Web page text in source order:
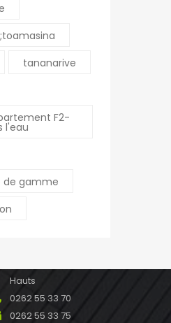
tananarive
F2-
l'eau
de gamme
97420 LE PORT
Réunion
leport@ofim.fr
Hauts
0262 55 33 70
0262 55 33 75